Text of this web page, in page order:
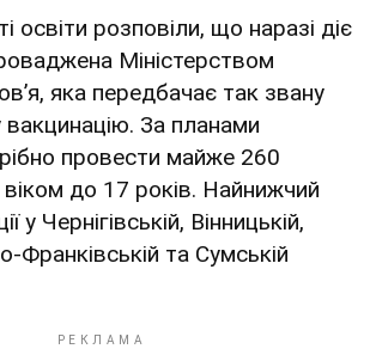
освіти розповіли, що наразі діє
Міністерством
яка передбачає так звану
За планами
провести майже 260
віком до 17 років. Найнижчий
у Чернігівській, Вінницькій,
Франківській та Сумській